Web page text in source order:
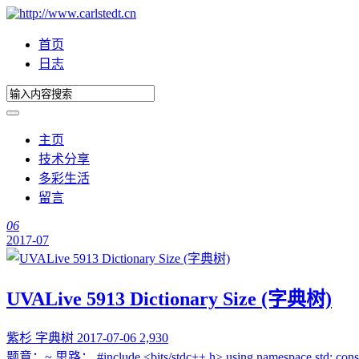
首页
日志
主页
技术分享
多彩生活
留言
06
2017-07
UVALive 5913 Dictionary Size (字典树)
紫杉 字典树 2017-07-06 2,930